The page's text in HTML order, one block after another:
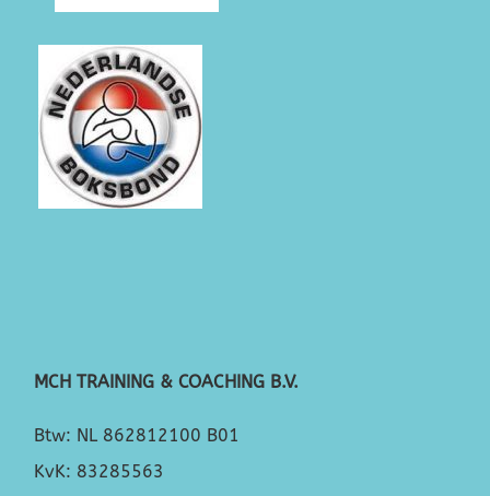
MCH TRAINING & COACHING B.V.
Btw: NL 862812100 B01
KvK: 83285563